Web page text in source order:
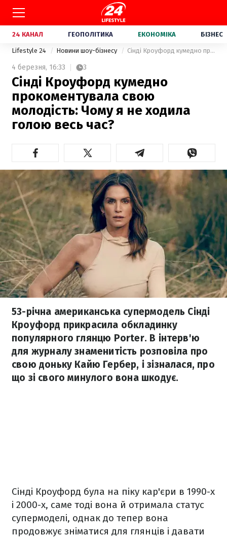
24 КАНАЛ ГЕОПОЛІТИКА ЕКОНОМІКА БІЗНЕС
Lifestyle 24 Новини шоу-бізнесу Сінді Кроуфорд кумедно прокоментувала свою молодість: Чому я не ходила голою весь час?
4 березня, 16:33 3
Сінді Кроуфорд кумедно
прокоментувала свою
молодість: Чому я не ходила
голою весь час?
53-річна американська супермодель Сінді
Кроуфорд прикрасила обкладинку
популярного глянцю Porter. В інтерв'ю
для журналу знаменитість розповіла про
свою доньку Кайю Гербер, і зізналася, про
що зі свого минулого вона шкодує.
Сінді Кроуфорд була на піку кар'єри в 1990-х
і 2000-х, саме тоді вона й отримала статус
супермоделі, однак до тепер вона
продовжує зніматися для глянців і давати